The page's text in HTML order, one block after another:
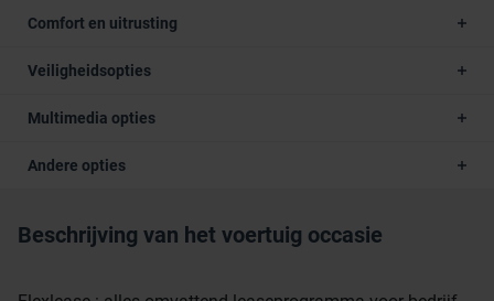
Comfort en uitrusting
Veiligheidsopties
Multimedia opties
Andere opties
Beschrijving van het voertuig occasie